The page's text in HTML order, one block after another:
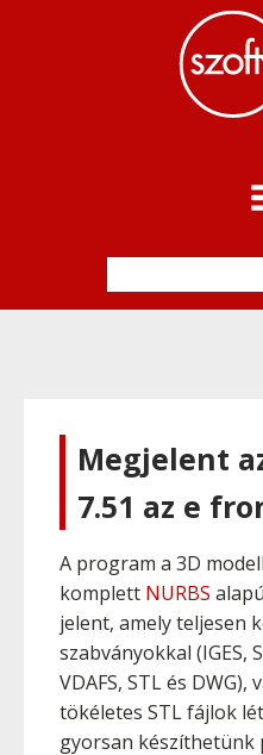
Megjelent
7.51 az e
A program a 3D
komplett NURBS
jelent, amely teljesen
szabványokkal (IGES,
VDAFS, STL és DWG),
tökéletes STL fájlok
gyorsan